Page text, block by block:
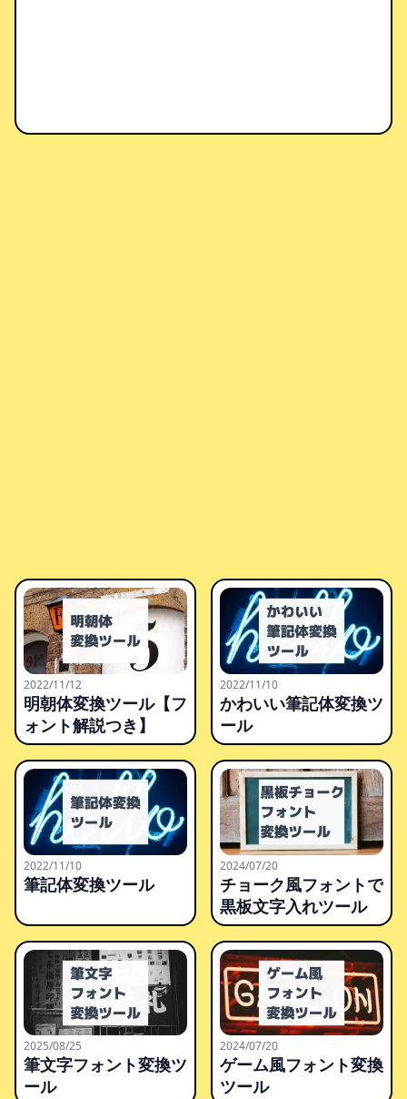
2022/11/12
明朝体変換ツール【フ
ォント解説つき】
2022/11/10
かわいい筆記体変換ツ
ール
2022/11/10
筆記体変換ツール
2024/07/20
チョーク風フォントで
黒板文字入れツール
2025/08/25
筆文字フォント変換ツ
ール
2024/07/20
ゲーム風フォント変換
ツール